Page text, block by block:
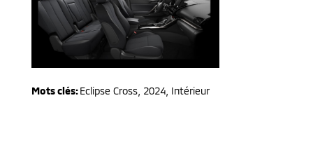
Mots clés:Eclipse Cross, 2024, Intérieur